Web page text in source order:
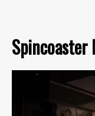
Spincoaster